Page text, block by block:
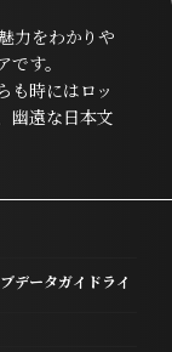
力をわかりや
す。
も時にはロッ
幽遠な日本文
データガイドライ